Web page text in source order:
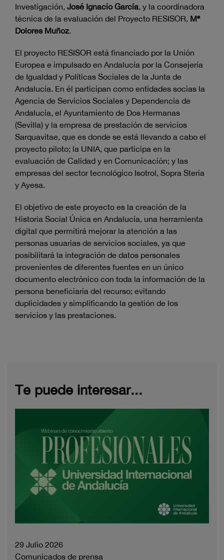
Investigación, José Ignacio García, y la coordinadora
técnica de la evaluación del Proyecto RESISOR, Mª
Dolores Muñoz.
El proyecto RESISOR está financiado por la Unión
Europea e impulsado en Andalucía por la Consejería
de Igualdad y Políticas Sociales de la Junta de
Andalucía. En él participan como entidades socias la
Agencia de Servicios Sociales y Dependencia de
Andalucía, el Ayuntamiento de Dos Hermanas
(Sevilla) y la empresa de prestación de servicios
Sarquavitae, que es donde se está llevando a cabo el
proyecto piloto; la UNIA, que participa en la
evaluación de Calidad y en Comunicación; y las
empresas del sector tecnológico Isotrol, Sopra Steria
y Ayesa.
El objetivo de este proyecto es la creación de la
Historia Social Única en Andalucía, una herramienta
digital que permitirá mejorar la atención a las
personas usuarias de servicios sociales, ya que
posibilitará la integración de datos personales
provenientes de diferentes fuentes en un único
documento electrónico con toda la información de la
persona beneficiaria del recurso; evitando
duplicidades y simplificando la gestión de los
servicios y las prestaciones.
Te puede interesar...
29 Julio 2026
Comunicados de prensa